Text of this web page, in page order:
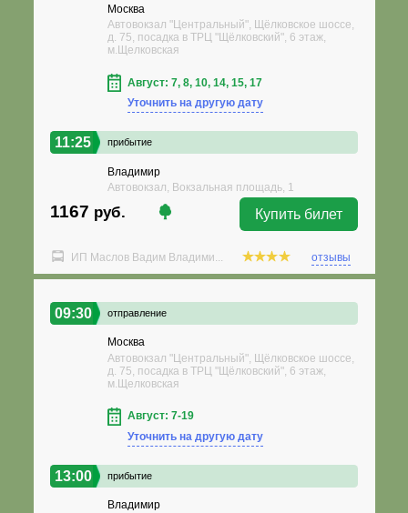
Москва
Автовокзал "Центральный", Щёлковское шоссе,
д. 75, посадка в ТРЦ "Щёлковский", 6 этаж,
м.Щелковская
Август: 7, 8, 10, 14, 15, 17
Уточнить на другую дату
11:25 прибытие
Владимир
Автовокзал, Вокзальная площадь, 1
1167 руб. Купить билет
ИП Маслов Вадим Владими... отзывы
09:30 отправление
Москва
Автовокзал "Центральный", Щёлковское шоссе,
д. 75, посадка в ТРЦ "Щёлковский", 6 этаж,
м.Щелковская
Август: 7-19
Уточнить на другую дату
13:00 прибытие
Владимир